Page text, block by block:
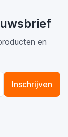
en
Inschrijven